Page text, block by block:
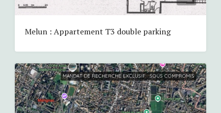
Melun : Appartement T3 double parking
MANDAT DE RECHERCHE EXCLUSIF SOUS COMPROMIS